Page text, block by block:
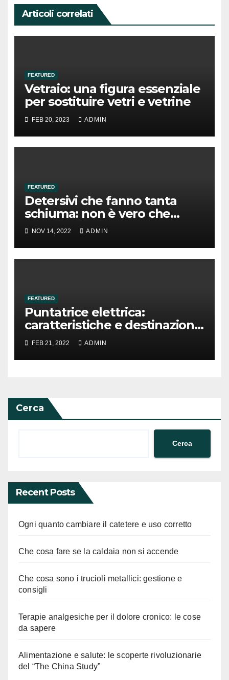
Articoli correlati
FEATURED
Vetraio: una figura essenziale
per sostituire vetri e vetrine
FEB 20, 2023 ADMIN
FEATURED
Detersivi che fanno tanta
schiuma: non è vero che
puliscono meglio
NOV 14, 2022 ADMIN
FEATURED
Puntatrice elettrica:
caratteristiche e destinazioni
di utilizzo
FEB 21, 2022 ADMIN
Cerca
Cerca
Recent Posts
Ogni quanto cambiare il catetere e uso corretto
Che cosa fare se la caldaia non si accende
Che cosa sono i trucioli metallici: gestione e
consigli
Terapie analgesiche per il dolore cronico: le cose
da sapere
Alimentazione e salute: le scoperte rivoluzionarie
del “The China Study”